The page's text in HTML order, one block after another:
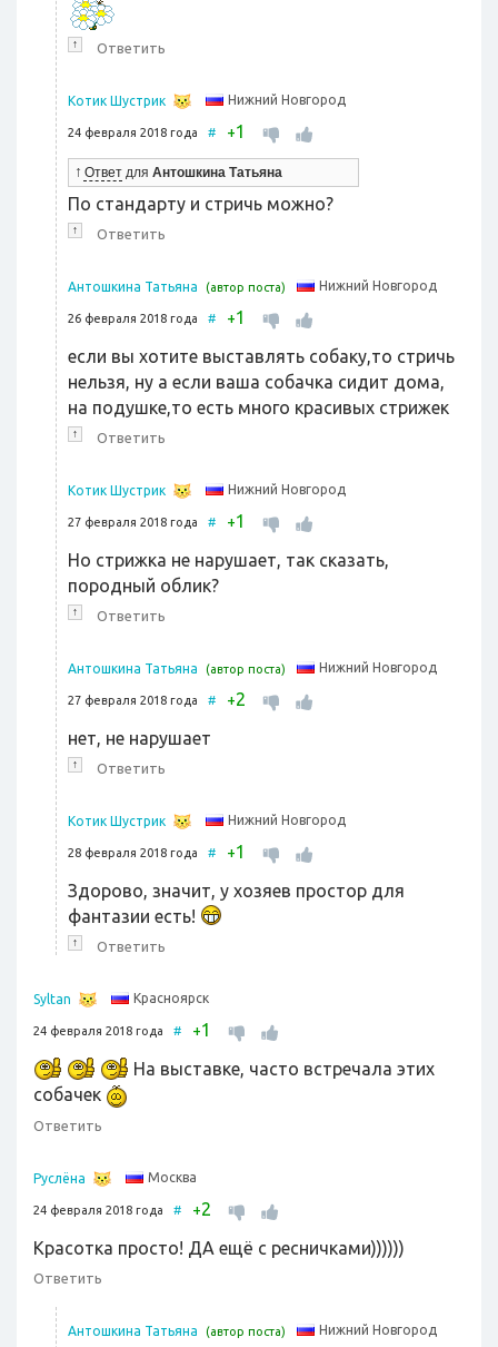
↑ Ответить
Котик Шустрик Нижний Новгород
24 февраля 2018 года # +1
↑ Ответ для Антошкина Татьяна
По стандарту и стричь можно?
↑ Ответить
Антошкина Татьяна (автор поста) Нижний Новгород
26 февраля 2018 года # +1
если вы хотите выставлять собаку,то стричь
нельзя, ну а если ваша собачка сидит дома,
на подушке,то есть много красивых стрижек
↑ Ответить
Котик Шустрик Нижний Новгород
27 февраля 2018 года # +1
Но стрижка не нарушает, так сказать,
породный облик?
↑ Ответить
Антошкина Татьяна (автор поста) Нижний Новгород
27 февраля 2018 года # +2
нет, не нарушает
↑ Ответить
Котик Шустрик Нижний Новгород
28 февраля 2018 года # +1
Здорово, значит, у хозяев простор для
фантазии есть!
↑ Ответить
Syltan Красноярск
24 февраля 2018 года # +1
На выставке, часто встречала этих
собачек
Ответить
Руслёна Москва
24 февраля 2018 года # +2
Красотка просто! ДА ещё с ресничками))))))
Ответить
Антошкина Татьяна (автор поста) Нижний Новгород